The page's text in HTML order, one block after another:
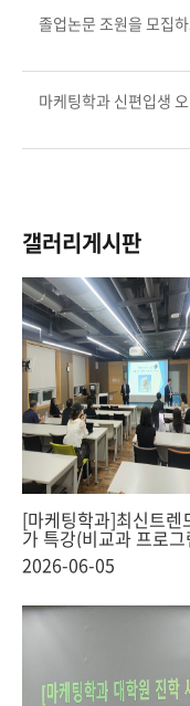
졸업논문 조원을 모집
마케팅학과 신편입생
갤러리게시판
[마케팅학과]최신트렌
가 특강(비교과 프로
(2026.5.30)
2026-06-05